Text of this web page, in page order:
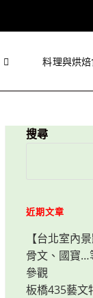
料理與烘
搜尋
近期文章
【台北室內
骨文、國寶…
參觀
板橋435藝文